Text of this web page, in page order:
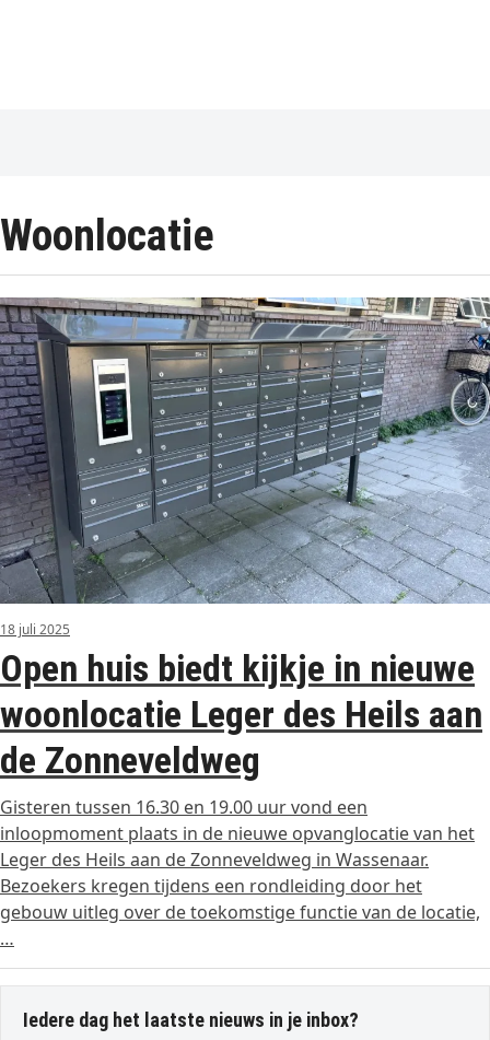
Woonlocatie
18 juli 2025
Open huis biedt kijkje in nieuwe
woonlocatie Leger des Heils aan
de Zonneveldweg
Gisteren tussen 16.30 en 19.00 uur vond een
inloopmoment plaats in de nieuwe opvanglocatie van het
Leger des Heils aan de Zonneveldweg in Wassenaar.
Bezoekers kregen tijdens een rondleiding door het
gebouw uitleg over de toekomstige functie van de locatie,
…
Iedere dag het laatste nieuws in je inbox?